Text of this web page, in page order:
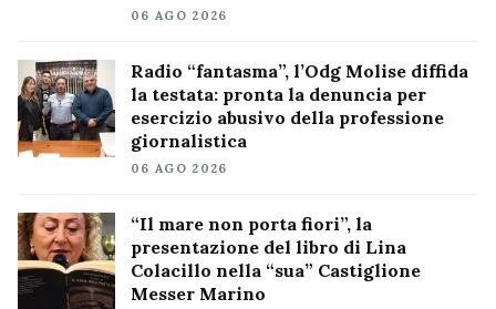
06 AGO 2026
Radio “fantasma”, l’Odg Molise diffida
la testata: pronta la denuncia per
esercizio abusivo della professione
giornalistica
06 AGO 2026
“Il mare non porta fiori”, la
presentazione del libro di Lina
Colacillo nella “sua” Castiglione
Messer Marino